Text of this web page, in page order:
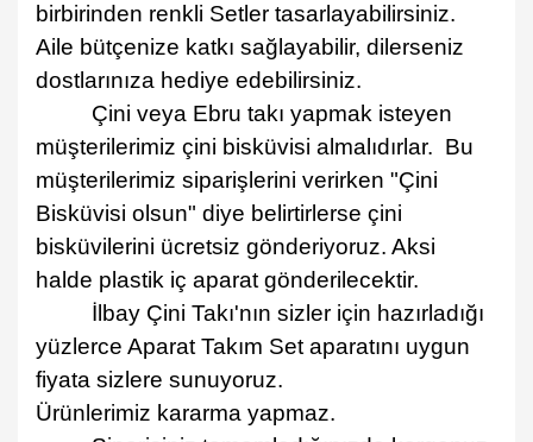
birbirinden renkli Setler tasarlayabilirsiniz.
Aile bütçenize katkı sağ layabilir, dilerseniz
dostlarınıza hediye edebilirsiniz.
Çini veya Ebru takı yapmak isteyen
müşterilerimiz çini bisküvisi almal ıdırlar. Bu
müşterilerimiz sipariş lerini verirken "Çini
Bisküvisi olsun" diye belirtirlerse çini
bisküvilerini ücretsiz gönderiyoruz. Aksi
halde plastik iç aparat gönderilecektir.
İ lbay Çini Takı'nın sizler için hazırladığı
yüzlerce Aparat Takım Set aparatını uygun
fiyata sizlere sunuyoruz.
Ürünlerimiz kararma yapmaz.